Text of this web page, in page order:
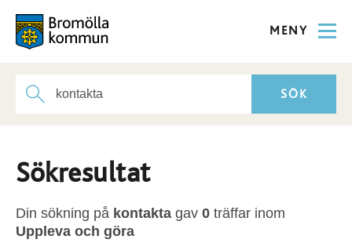
MENY
Sökresultat
Din sökning på kontakta gav 0 träffar inom
Uppleva och göra